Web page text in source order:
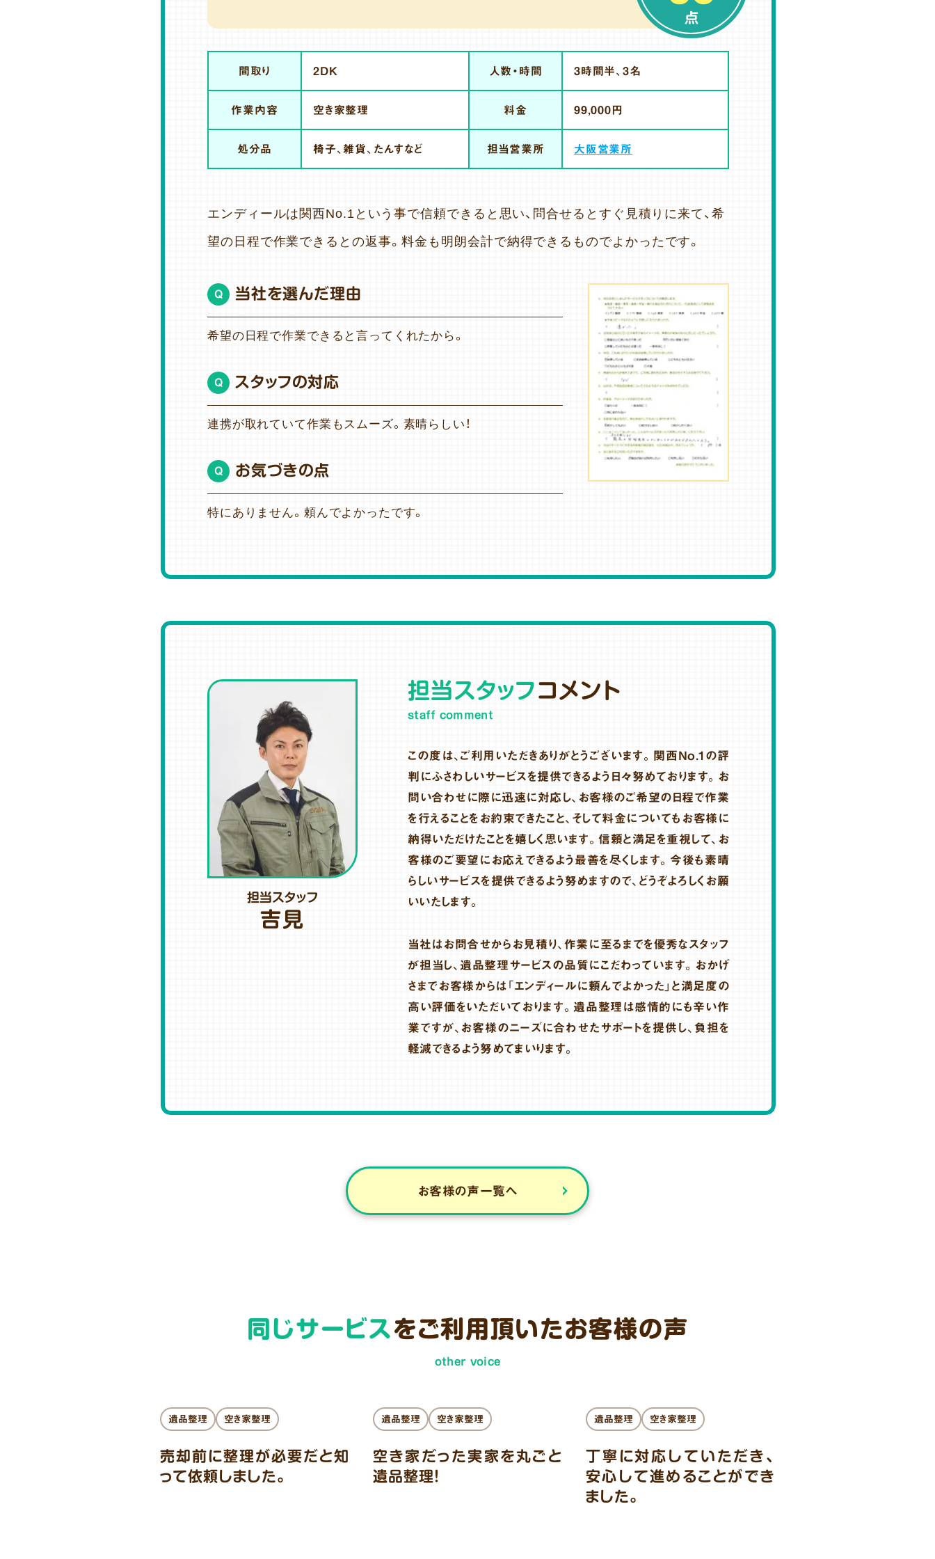
点
間取り 2DK 人数・時間 3時間半、3名
作業内容 空き家整理 料金 99,000円
処分品 椅子、雑貨、たんすなど 担当営業所 大阪営業所
エンディールは関西No.1という事で信頼できると思い、問合せるとすぐ見積りに来て、希
望の日程で作業できるとの返事。料金も明朗会計で納得できるものでよかったです。
Q 当社を選んだ理由
希望の日程で作業できると言ってくれたから。
Q スタッフの対応
連携が取れていて作業もスムーズ。素晴らしい！
Q お気づきの点
特にありません。頼んでよかったです。
担当スタッフコメント
staff comment
この度は、ご利用いただきありがとうございます。関西No.1の評
判にふさわしいサービスを提供できるよう日々努めております。お
問い合わせに際に迅速に対応し、お客様のご希望の日程で作業
を行えることをお約束できたこと、そして料金についてもお客様に
納得いただけたことを嬉しく思います。信頼と満足を重視して、お
客様のご要望にお応えできるよう最善を尽くします。今後も素晴
らしいサービスを提供できるよう努めますので、どうぞよろしくお願
いいたします。
当社はお問合せからお見積り、作業に至るまでを優秀なスタッフ
が担当し、遺品整理サービスの品質にこだわっています。おかげ
さまでお客様からは「エンディールに頼んでよかった」と満足度の
高い評価をいただいております。遺品整理は感情的にも辛い作
業ですが、お客様のニーズに合わせたサポートを提供し、負担を
軽減できるよう努めてまいります。
担当スタッフ
吉見
お客様の声一覧へ
同じサービス をご利用頂いたお客様の声
other voice
遺品整理 空き家整理
売却前に整理が必要だと知
って依頼しました。
遺品整理 空き家整理
空き家だった実家を丸ごと
遺品整理！
遺品整理 空き家整理
丁寧に対応していただき、
安心して進めることができ
ました。